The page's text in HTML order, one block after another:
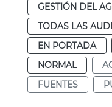
GESTIÓN DEL
TODAS LAS
EN PORTADA
NORMAL
FUENTES